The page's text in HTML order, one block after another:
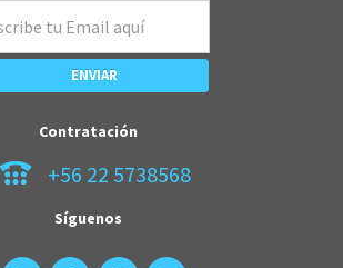
Contratación
+56 22 5738568
Síguenos